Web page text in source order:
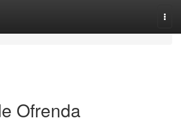
Ofrenda